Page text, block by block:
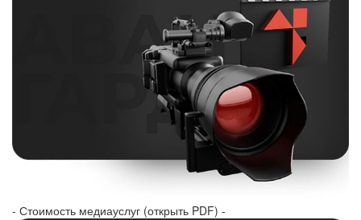
- Стоимость медиауслуг (открыть PDF) -